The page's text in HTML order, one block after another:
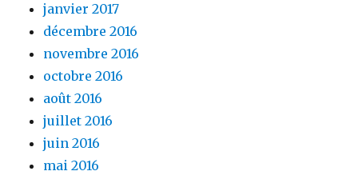
janvier 2017
décembre 2016
novembre 2016
octobre 2016
août 2016
juillet 2016
juin 2016
mai 2016